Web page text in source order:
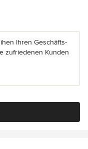
Ihren Geschäfts-
zufriedenen Kunden